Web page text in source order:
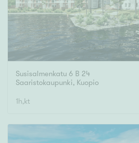
Susisalmenkatu 6 B 24
Saaristokaupunki, Kuopio
1h,kt